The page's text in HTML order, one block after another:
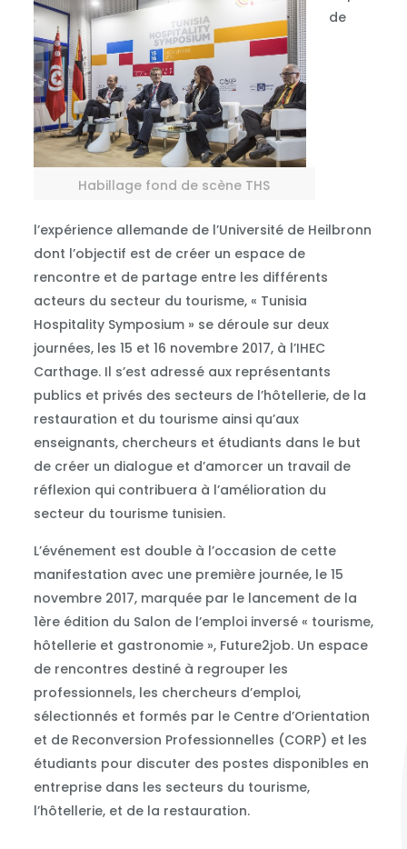
Habillage fond de scène THS
de
l’expérience allemande de l’Université de Heilbronn
dont l’objectif est de créer un espace de
rencontre et de partage entre les différents
acteurs du secteur du tourisme, « Tunisia
Hospitality Symposium » se déroule sur deux
journées, les 15 et 16 novembre 2017, à l’IHEC
Carthage. Il s’est adressé aux représentants
publics et privés des secteurs de l’hôtellerie, de la
restauration et du tourisme ainsi qu’aux
enseignants, chercheurs et étudiants dans le but
de créer un dialogue et d’amorcer un travail de
réflexion qui contribuera à l’amélioration du
secteur du tourisme tunisien.
L’événement est double à l’occasion de cette
manifestation avec une première journée, le 15
novembre 2017, marquée par le lancement de la
1ère édition du Salon de l’emploi inversé « tourisme,
hôtellerie et gastronomie », Future2job. Un espace
de rencontres destiné à regrouper les
professionnels, les chercheurs d’emploi,
sélectionnés et formés par le Centre d’Orientation
et de Reconversion Professionnelles (CORP) et les
étudiants pour discuter des postes disponibles en
entreprise dans les secteurs du tourisme,
l’hôtellerie, et de la restauration.